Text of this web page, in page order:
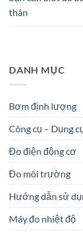
thân
DANH MỤC
Bơm định lượng
Công cụ – Dụng
Đo điện động cơ
Đo môi trường
Hướng dẫn sử
Máy đo nhiệt độ